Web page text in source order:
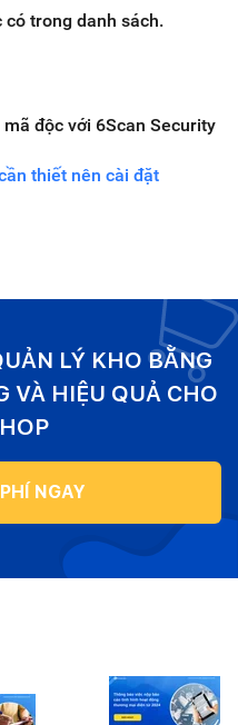
có trong danh sách.
độc với 6Scan Security
thiết nên cài đặt
LÝ KHO BẰNG
VÀ HIỆU QUẢ CHO
NGAY